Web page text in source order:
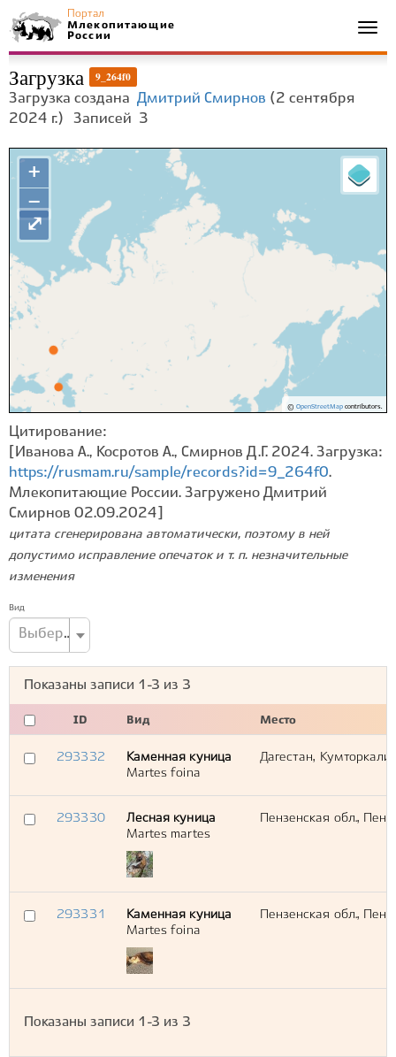
Портал
Млекопитающие
России
Загрузка 9_264f0
Загрузка создана Дмитрий Смирнов (2 сентября
2024 г.) Записей 3
+
−
© OpenStreetMapcontributors.
⤢
Цитирование:
[Иванова А., Косротов А., Смирнов Д.Г. 2024. Загрузка:
https://rusmam.ru/sample/records?id=9_264f0.
Млекопитающие России. Загружено Дмитрий
Смирнов 02.09.2024]
цитата сгенерирована автоматически, поэтому в ней
допустимо исправление опечаток и т. п. незначительные
изменения
Вид
Выберите вид...
Показаны записи 1-3 из 3
ID Вид Место
293332
Каменная куница
Martes foina
Дагестан,
293330
Лесная куница
Martes martes
Пензенская обл.,
293331
Каменная куница
Martes foina
Пензенская обл.,
Показаны записи 1-3 из 3